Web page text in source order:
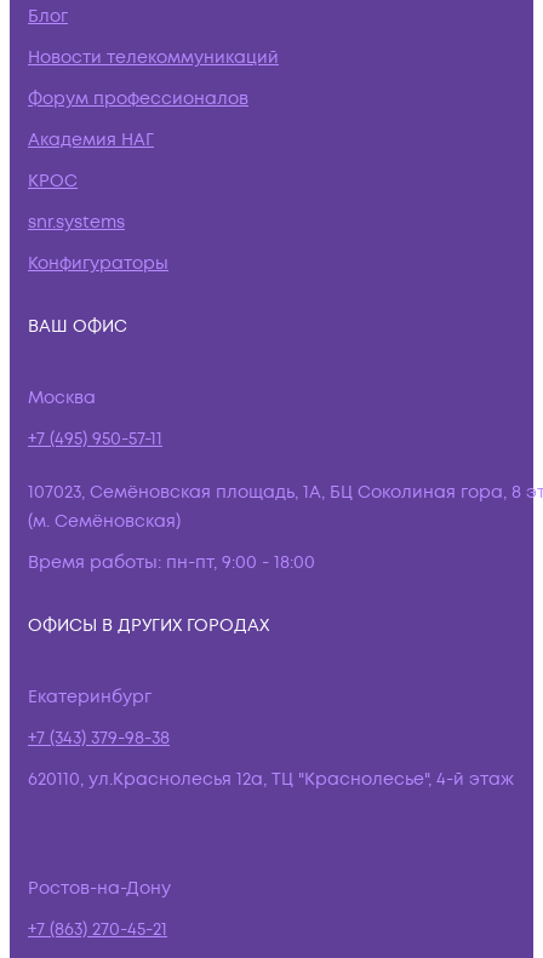
Блог
Новости телекоммуникаций
Форум профессионалов
Академия НАГ
КРОС
snr.systems
Конфигураторы
ВАШ ОФИС
Москва
+7 (495) 950-57-11
107023, Семёновская площадь, 1А, БЦ Соколиная гора, 8
(м. Семёновская)
Время работы: пн-пт, 9:00 - 18:00
ОФИСЫ В ДРУГИХ ГОРОДАХ
Екатеринбург
+7 (343) 379-98-38
620110, ул.Краснолесья 12а, ТЦ "Краснолесье", 4-й этаж
Ростов-на-Дону
+7 (863) 270-45-21